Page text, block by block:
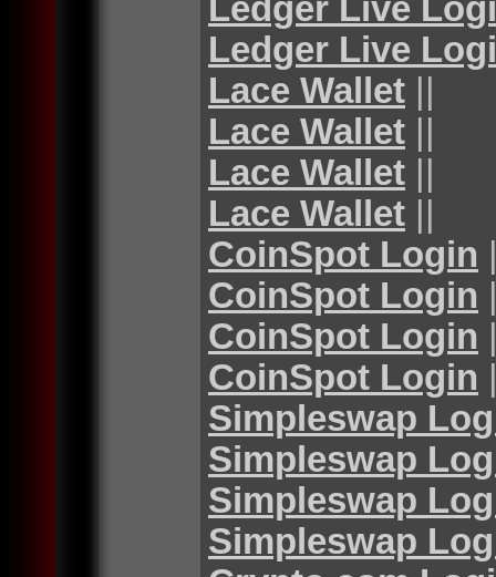
Ledger Live
Lace Wallet ||
Lace Wallet ||
Lace Wallet ||
Lace Wallet ||
CoinSpot Login
CoinSpot Login
CoinSpot Login
CoinSpot Login
Simpleswap
Simpleswap
Simpleswap
Simpleswap